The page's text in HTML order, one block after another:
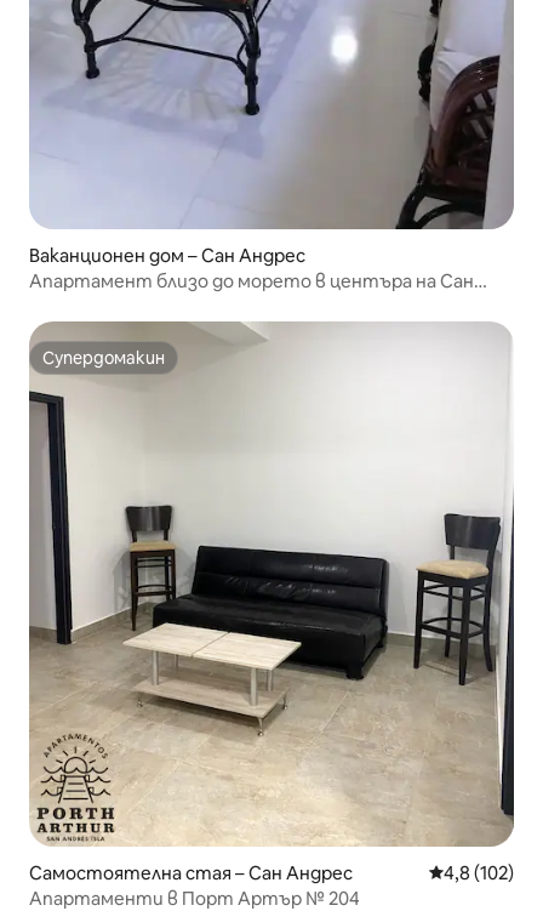
Ваканционен дом – Сан Андрес
Апартамент близо до морето в центъра на Сан
Супердомакин
Супердомакин
Самостоятелна стая – Сан Андрес Средна
4,8 (102)
Апартаменти в Порт Артър № 204